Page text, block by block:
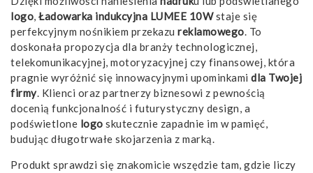
logo, Ładowarka indukcyjna LUMEE 10Wstaje się
perfekcyjnym nośnikiem przekazu reklamowego. To
doskonała propozycja dla branży technologicznej,
telekomunikacyjnej, motoryzacyjnej czy finansowej, która
pragnie wyróżnić się innowacyjnymi upominkami dla Twojej
firmy. Klienci oraz partnerzy biznesowi z pewnością
docenią funkcjonalność i futurystyczny design, a
podświetlone logo skutecznie zapadnie im w pamięć,
budując długotrwałe skojarzenia z marką.
Produkt sprawdzi się znakomicie wszędzie tam, gdzie liczy